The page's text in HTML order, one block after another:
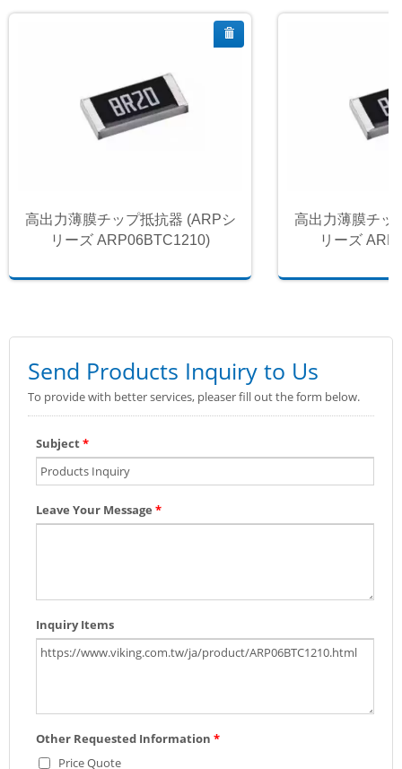
高出力薄膜チップ抵抗器 (ARPシ
リーズ ARP06BTC1210)
高出力薄膜チッ
リーズ